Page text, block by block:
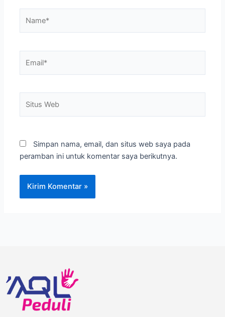
Web
Simpan nama, email, dan situs web saya pada
peramban ini untuk komentar saya berikutnya.